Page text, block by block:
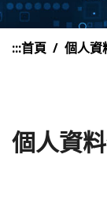
:::首頁 個人資
個人資